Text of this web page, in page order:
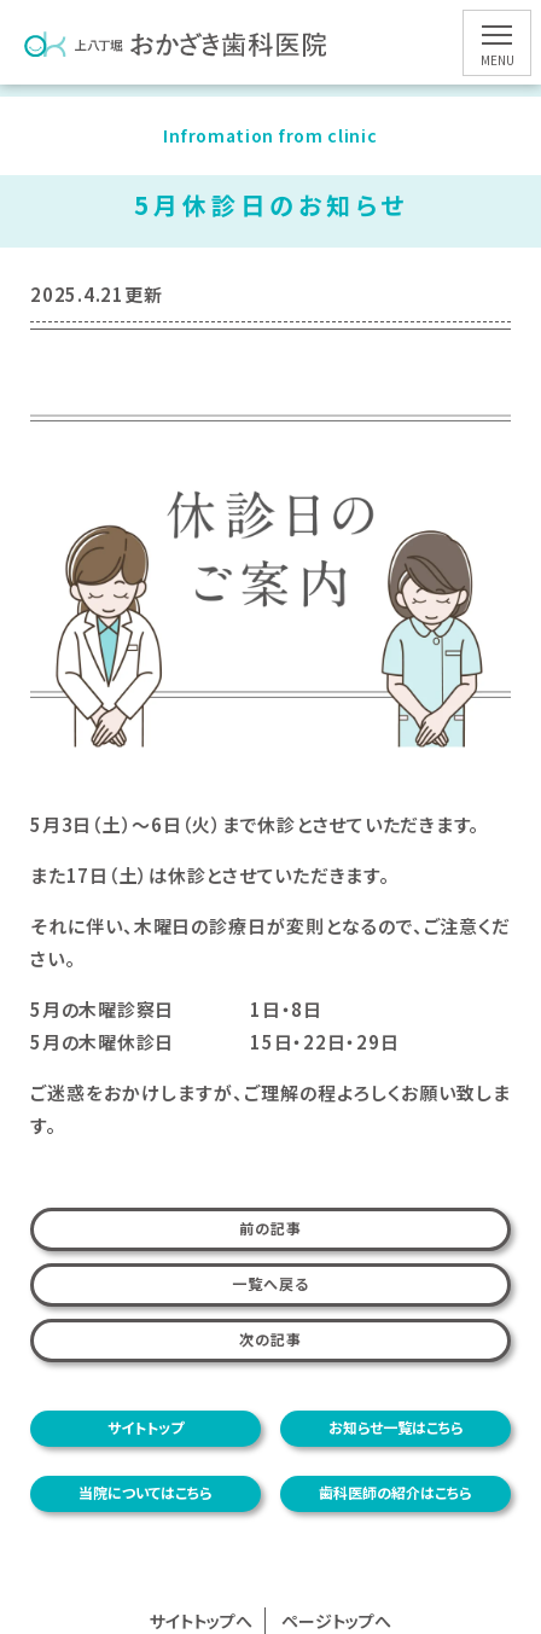
content
MENU
Infromation from clinic
5月休診日のお知らせ
2025.4.21更新
5月3日（土）～6日（火）まで休診とさせていただきます。
また17日（土）は休診とさせていただきます。
それに伴い、木曜日の診療日が変則となるので、ご注意くだ
さい。
5月の木曜診察日 1日・8日
5月の木曜休診日 15日・22日・29日
ご迷惑をおかけしますが、ご理解の程よろしくお願い致しま
す。
前の記事
一覧へ戻る
次の記事
サイトトップ お知らせ一覧はこちら
当院についてはこちら 歯科医師の紹介はこちら
サイトトップへ ページトップへ